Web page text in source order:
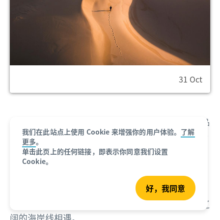
31 Oct
：Gab 引人注目的旅游和生活方式摄影作品
受到三星、谷歌，路易威登等全球一些巨头公司的欢迎
拍摄地： 新南威尔士州，悉尼
Instagram：
“在距离悉尼以北仅两小时车程的
史蒂芬斯港
（Port Stephens），你会发现沙丘与海洋在这片辽
我们在此站点上使用 Cookie 来增强你的用户体验。 了解
更多。
单击此页上的任何链接，即表示你同意我们设置
Cookie。
好，我同意